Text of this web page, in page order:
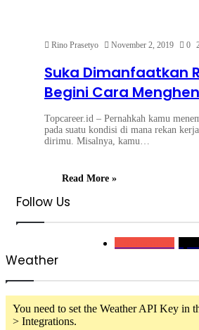
Rino Prasetyo November 2, 2019 0
Suka Dimanfaatkan
Begini Cara
Topcareer.id – Pernahkah kamu
pada suatu kondisi di mana rekan
dirimu. Misalnya, kamu…
Read More »
Follow Us
Weather
You need to set the Weather API Key in
> Integrations.